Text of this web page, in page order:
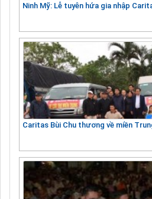
Ninh Mỹ: Lễ tuyên hứa gia nhập
Caritas Bùi Chu thương về miền